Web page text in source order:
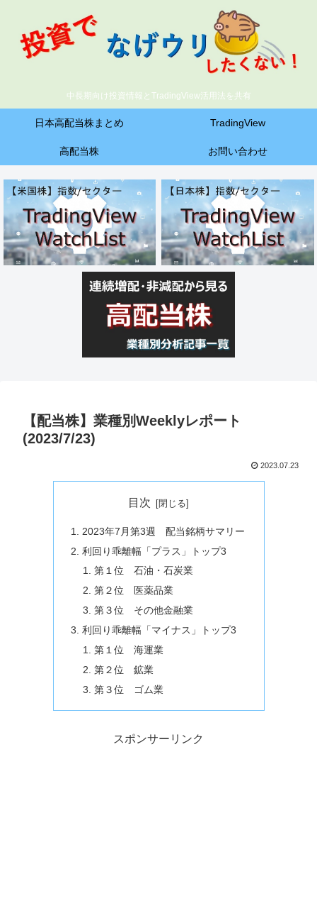
中長期向け投資情報とTradingView活用法を共有
日本高配当株まとめ TradingView
高配当株 お問い合わせ
【配当株】業種別Weeklyレポート
(2023/7/23)
2023.07.23
目次
2023年7月第3週 配当銘柄サマリー
利回り乖離幅「プラス」トップ3
第１位 石油・石炭業
第２位 医薬品業
第３位 その他金融業
利回り乖離幅「マイナス」トップ3
第１位 海運業
第２位 鉱業
第３位 ゴム業
スポンサーリンク